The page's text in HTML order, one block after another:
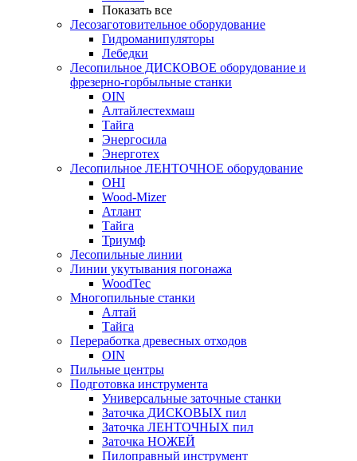
Показать все
Лесозаготовительное оборудование
Гидроманипуляторы
Лебедки
Лесопильное ДИСКОВОЕ оборудование и
фрезерно-горбыльные станки
OIN
Алтайлестехмаш
Тайга
Энергосила
Энерготех
Лесопильное ЛЕНТОЧНОЕ оборудование
OHI
Wood-Mizer
Атлант
Тайга
Триумф
Лесопильные линии
Линии укутывания погонажа
WoodTec
Многопильные станки
Алтай
Тайга
Переработка древесных отходов
OIN
Пильные центры
Подготовка инструмента
Универсальные заточные станки
Заточка ДИСКОВЫХ пил
Заточка ЛЕНТОЧНЫХ пил
Заточка НОЖЕЙ
Пилоправный инструмент